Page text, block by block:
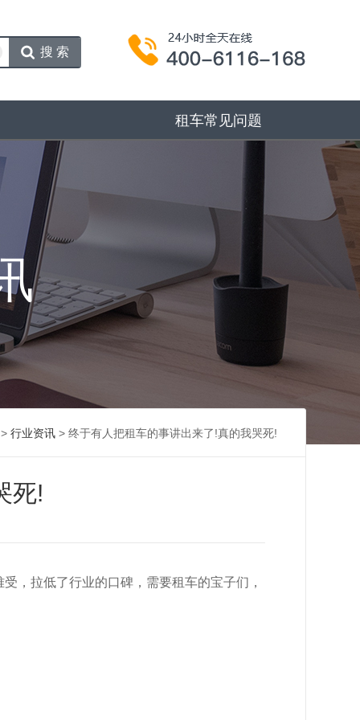
搜索
租车常见问题
行业资讯 > 终于有人把租车的事讲出来了!真的我哭死!
死!
，拉低了行业的口碑，需要租车的宝子们，